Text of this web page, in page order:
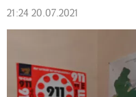
21:24 20.07.2021